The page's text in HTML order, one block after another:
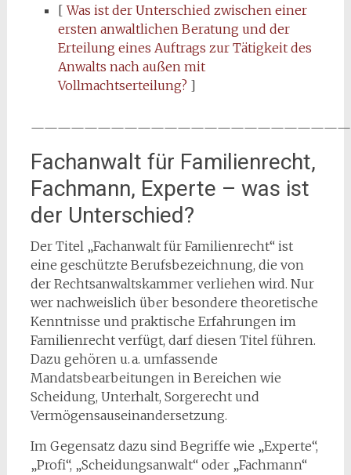
[ Was ist der Unterschied zwischen einer
ersten anwaltlichen Beratung und der
Erteilung eines Auftrags zur Tätigkeit des
Anwalts nach außen mit
Vollmachtserteilung? ]
Fachanwalt für Familienrecht,
Fachmann, Experte – was ist
der Unterschied?
Der Titel „Fachanwalt für Familienrecht“ ist
eine geschützte Berufsbezeichnung, die von
der Rechtsanwaltskammer verliehen wird. Nur
wer nachweislich über besondere theoretische
Kenntnisse und praktische Erfahrungen im
Familienrecht verfügt, darf diesen Titel führen.
Dazu gehören u. a. umfassende
Mandatsbearbeitungen in Bereichen wie
Scheidung, Unterhalt, Sorgerecht und
Vermögensauseinandersetzung.
Im Gegensatz dazu sind Begriffe wie „Experte“,
„Profi“, „Scheidungsanwalt“ oder „Fachmann“